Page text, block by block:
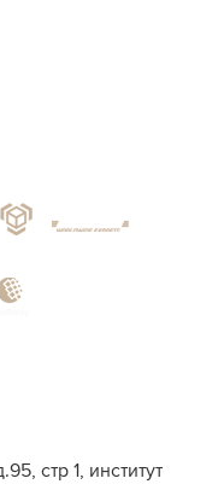
стр 1, институт